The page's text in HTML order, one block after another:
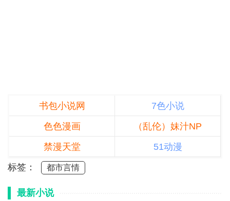
书包小说网
7色小说
色色漫画
（乱伦）妹汁NP
禁漫天堂
51动漫
标签：
都市言情
最新小说